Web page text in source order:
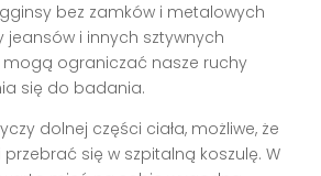
bez zamków i metalowych
jeansów i innych sztywnych
mogą ograniczać nasze ruchy
się do badania.
dolnej części ciała, możliwe, że
się w szpitalną koszulę. W